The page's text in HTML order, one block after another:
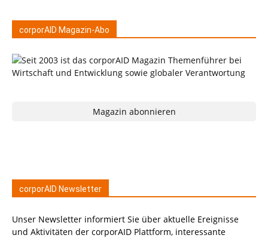
corporAID Magazin-Abo
Magazin abonnieren
corporAID Newsletter
Unser Newsletter informiert Sie über aktuelle Ereignisse
und Aktivitäten der corporAID Plattform, interessante